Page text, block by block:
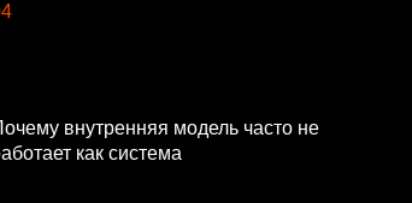
внутренняя модель часто не
как система